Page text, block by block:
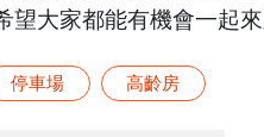
大家都能有機會一起來
停車場 高齡房